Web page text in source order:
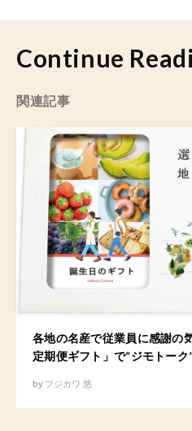
Continue
関連記事
各地の名産で従業員に感謝の
定期便ギフト」で“ジモトー
by フジカワ 悠